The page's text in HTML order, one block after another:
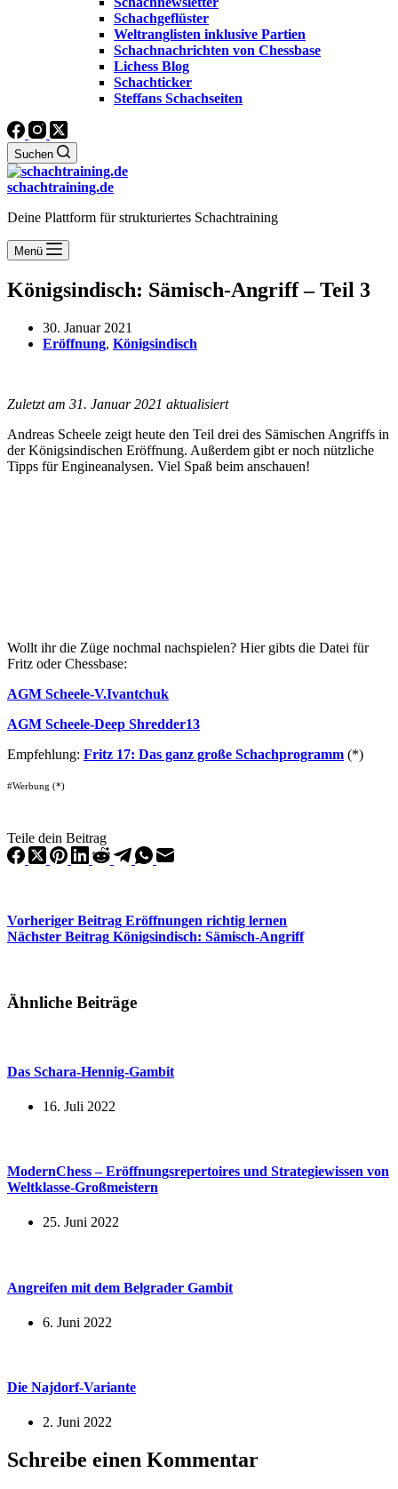
Schachgeflüster
Weltranglisten inklusive Partien
Schachnachrichten von Chessbase
Lichess Blog
Schachticker
Steffans Schachseiten
Suchen
schachtraining.de
Deine Plattform für strukturiertes Schachtraining
Menü
Königsindisch: Sämisch-Angriff – Teil 3
30. Januar 2021
Eröffnung, Königsindisch
Zuletzt am 31. Januar 2021 aktualisiert
Andreas Scheele zeigt heute den Teil drei des Sämischen Angriffs in
der Königsindischen Eröffnung. Außerdem gibt er noch nützliche
Tipps für Engineanalysen. Viel Spaß beim anschauen!
Wollt ihr die Züge nochmal nachspielen? Hier gibts die Datei für
Fritz oder Chessbase:
AGM Scheele-V.Ivantchuk
AGM Scheele-Deep Shredder13
Empfehlung: Fritz 17: Das ganz große Schachprogramm (*)
#Werbung (*)
Teile dein Beitrag
Vorheriger Beitrag Eröffnungen richtig lernen
Nächster Beitrag Königsindisch: Sämisch-Angriff
Ähnliche Beiträge
Das Schara-Hennig-Gambit
16. Juli 2022
ModernChess – Eröffnungsrepertoires und Strategiewissen von
Weltklasse-Großmeistern
25. Juni 2022
Angreifen mit dem Belgrader Gambit
6. Juni 2022
Die Najdorf-Variante
2. Juni 2022
Schreibe einen Kommentar